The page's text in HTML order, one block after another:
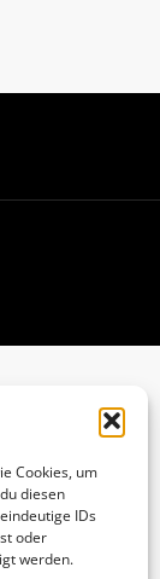
Cookies, um
diesen
IDs
oder
werden.